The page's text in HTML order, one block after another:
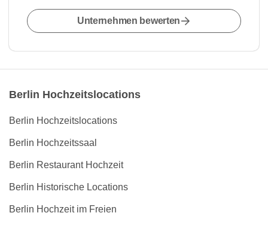
Unternehmen bewerten
Berlin Hochzeitslocations
Berlin Hochzeitslocations
Berlin Hochzeitssaal
Berlin Restaurant Hochzeit
Berlin Historische Locations
Berlin Hochzeit im Freien